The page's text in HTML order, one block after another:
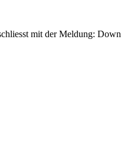
mit der Meldung: